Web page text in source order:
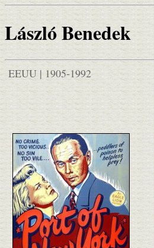
László Benedek
EEUU | 1905-1992